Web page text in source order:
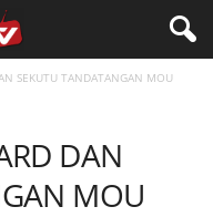
SEKUTU TANDATANGAN MOU
DAN
MOU